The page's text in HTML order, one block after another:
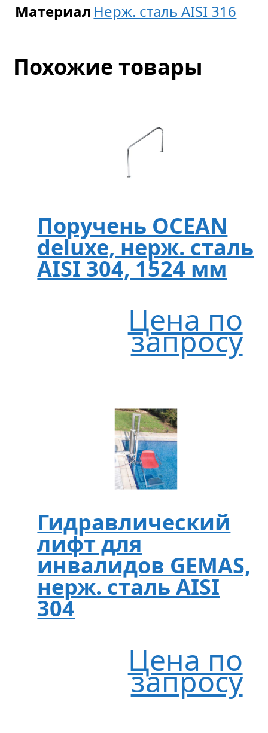
Материал Нерж. сталь AISI 316
Похожие товары
Поручень OCEAN
deluxe, нерж. сталь
AISI 304, 1524 мм
Цена по
запросу
Гидравлический
лифт для
инвалидов GEMAS,
нерж. сталь AISI
304
Цена по
запросу